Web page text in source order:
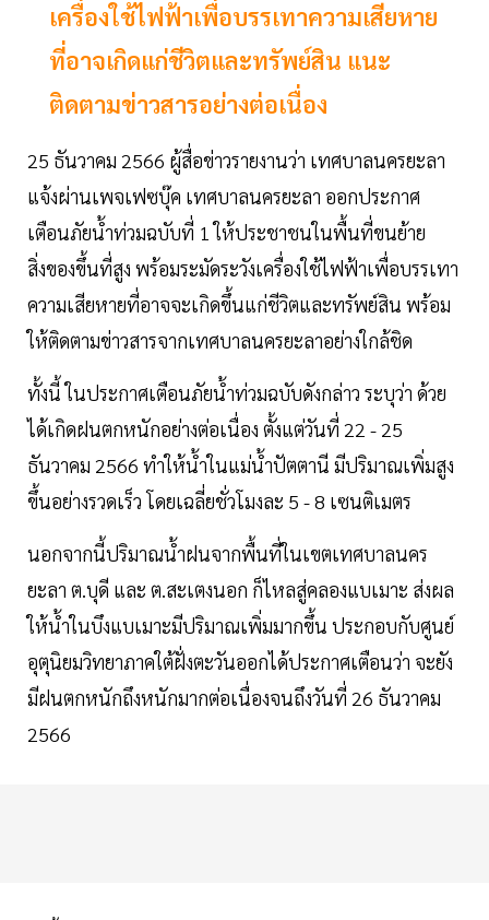
เครื่องใช้ไฟฟ้าเพื่อบรรเทาความเสียหาย
ที่อาจเกิดแก่ชีวิตและทรัพย์สิน แนะ
ติดตามข่าวสารอย่างต่อเนื่อง
25 ธันวาคม 2566 ผู้สื่อข่าวรายงานว่า เทศบาลนครยะลา
แจ้งผ่านเพจเฟซบุ๊ค เทศบาลนครยะลา ออกประกาศ
เตือนภัยน้ำท่วมฉบับที่ 1 ให้ประชาชนในพื้นที่ขนย้าย
สิ่งของขึ้นที่สูง พร้อมระมัดระวังเครื่องใช้ไฟฟ้าเพื่อบรรเทา
ความเสียหายที่อาจจะเกิดขึ้นแก่ชีวิตและทรัพย์สิน พร้อม
ให้ติดตามข่าวสารจากเทศบาลนครยะลาอย่างใกล้ชิด
ทั้งนี้ ในประกาศเตือนภัยน้ำท่วมฉบับดังกล่าว ระบุว่า ด้วย
ได้เกิดฝนตกหนักอย่างต่อเนื่อง ตั้งแต่วันที่ 22 - 25
ธันวาคม 2566 ทำให้น้ำในแม่น้ำปัตตานี มีปริมาณเพิ่มสูง
ขึ้นอย่างรวดเร็ว โดยเฉลี่ยชั่วโมงละ 5 - 8 เซนติเมตร
นอกจากนี้ปริมาณน้ำฝนจากพื้นที่ในเขตเทศบาลนคร
ยะลา ต.บุดี และ ต.สะเตงนอก ก็ไหลสู่คลองแบเมาะ ส่งผล
ให้น้ำในบึงแบเมาะมีปริมาณเพิ่มมากขึ้น ประกอบกับศูนย์
อุตุนิยมวิทยาภาคใต้ฝั่งตะวันออกได้ประกาศเตือนว่า จะยัง
มีฝนตกหนักถึงหนักมากต่อเนื่องจนถึงวันที่ 26 ธันวาคม
2566